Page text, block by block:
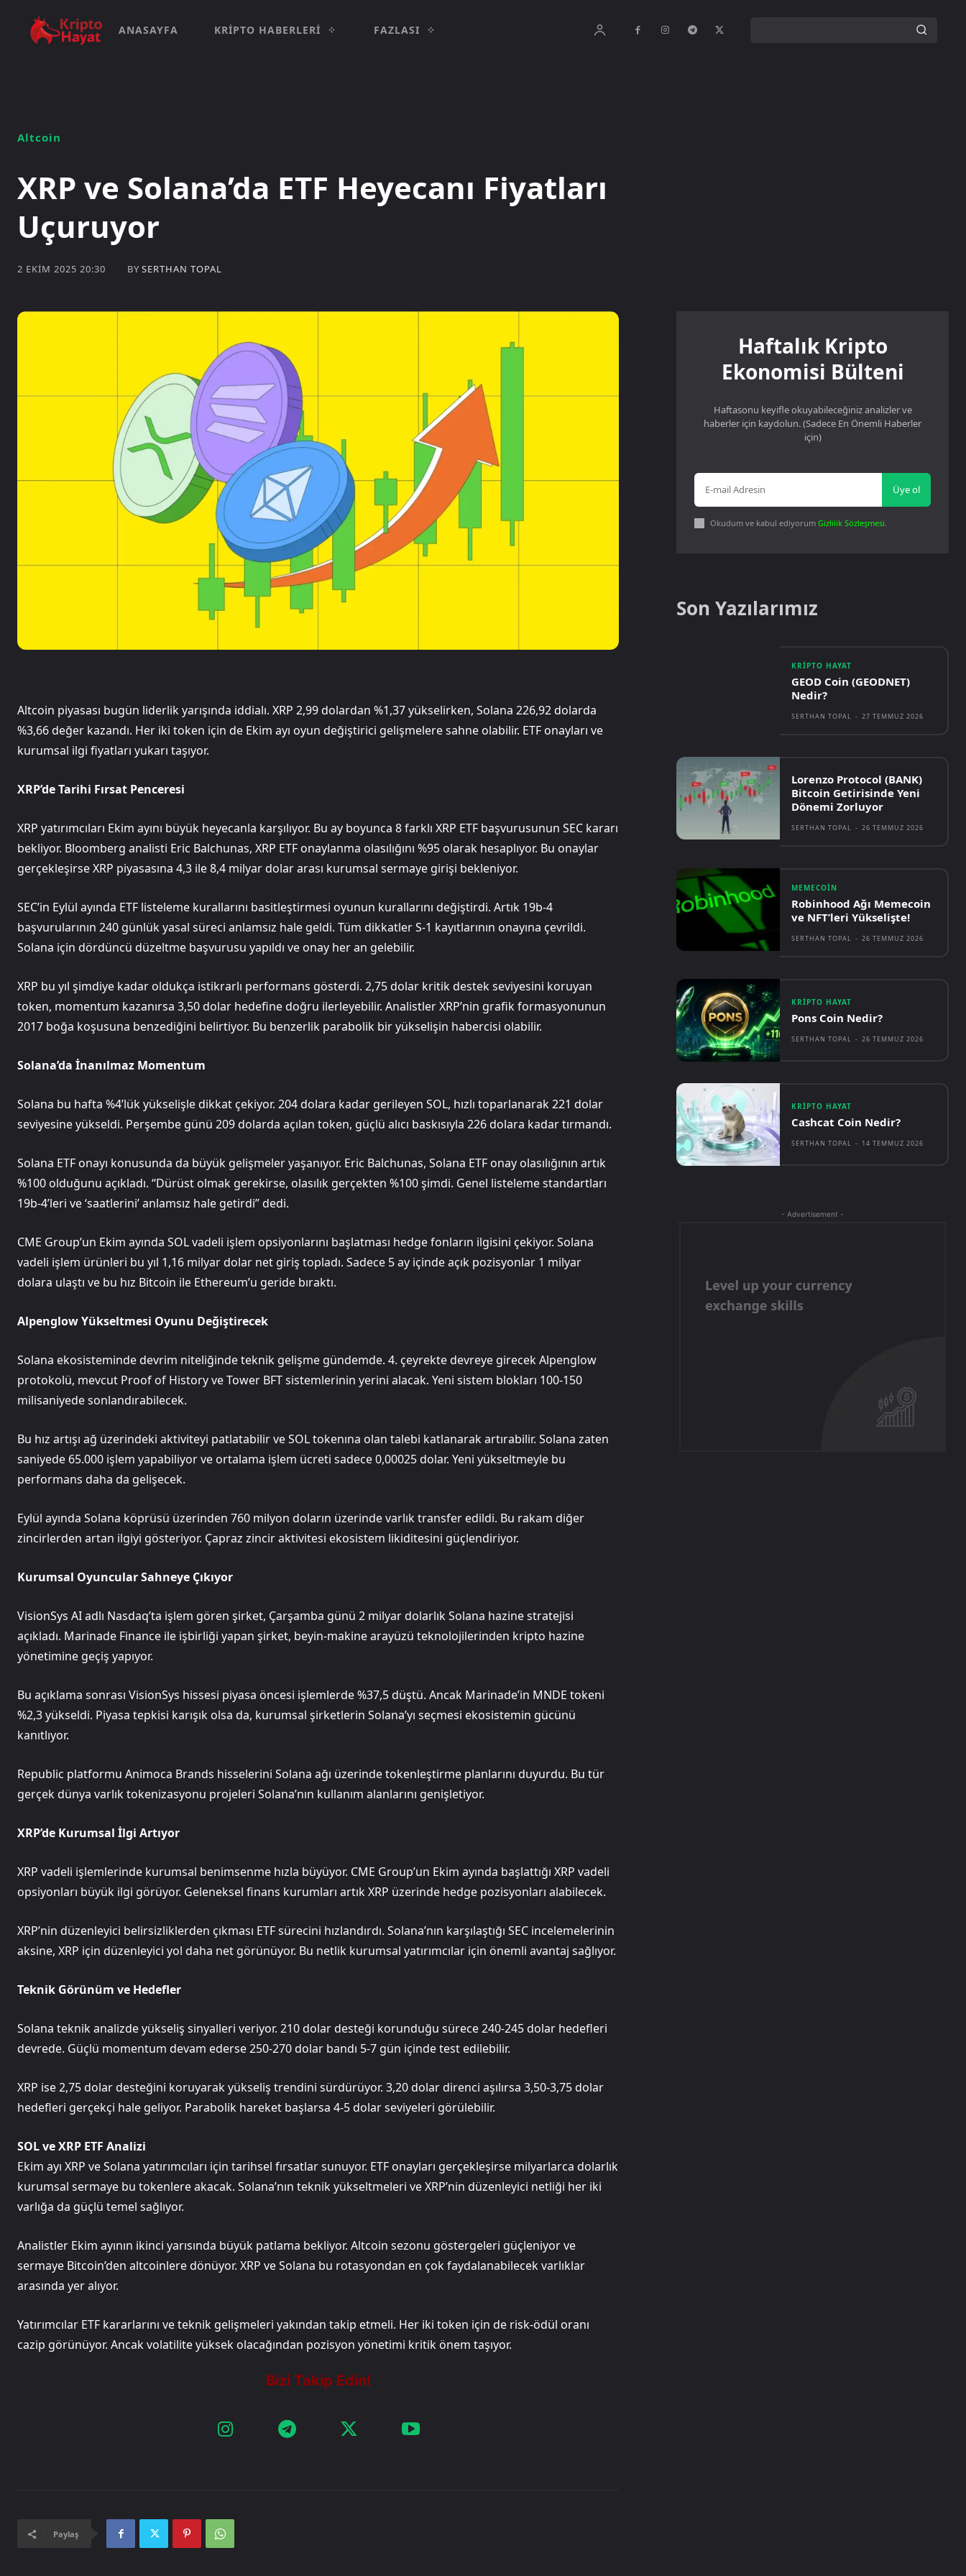
ANASAYFA KRIPTO HABERLERI FAZLASI
Altcoin
XRP ve Solana’da ETF Heyecanı Fiyatları
Uçuruyor
2 EKIM 2025 20:30 BY SERTHAN TOPAL
Altcoin piyasası bugün liderlik yarışında iddialı. XRP 2,99 dolardan %1,37 yükselirken, Solana 226,92 dolarda
%3,66 değer kazandı. Her iki token için de Ekim ayı oyun değiştirici gelişmelere sahne olabilir. ETF onayları ve
kurumsal ilgi fiyatları yukarı taşıyor.
XRP’de Tarihi Fırsat Penceresi
XRP yatırımcıları Ekim ayını büyük heyecanla karşılıyor. Bu ay boyunca 8 farklı XRP ETF başvurusunun SEC kararı
bekliyor. Bloomberg analisti Eric Balchunas, XRP ETF onaylanma olasılığını %95 olarak hesaplıyor. Bu onaylar
gerçekleşirse XRP piyasasına 4,3 ile 8,4 milyar dolar arası kurumsal sermaye girişi bekleniyor.
SEC’in Eylül ayında ETF listeleme kurallarını basitleştirmesi oyunun kurallarını değiştirdi. Artık 19b-4
başvurularının 240 günlük yasal süreci anlamsız hale geldi. Tüm dikkatler S-1 kayıtlarının onayına çevrildi.
Solana için dördüncü düzeltme başvurusu yapıldı ve onay her an gelebilir.
XRP bu yıl şimdiye kadar oldukça istikrarlı performans gösterdi. 2,75 dolar kritik destek seviyesini koruyan
token, momentum kazanırsa 3,50 dolar hedefine doğru ilerleyebilir. Analistler XRP’nin grafik formasyonunun
2017 boğa koşusuna benzediğini belirtiyor. Bu benzerlik parabolik bir yükselişin habercisi olabilir.
Solana’da İnanılmaz Momentum
Solana bu hafta %4’lük yükselişle dikkat çekiyor. 204 dolara kadar gerileyen SOL, hızlı toparlanarak 221 dolar
seviyesine yükseldi. Perşembe günü 209 dolarda açılan token, güçlü alıcı baskısıyla 226 dolara kadar tırmandı.
Solana ETF onayı konusunda da büyük gelişmeler yaşanıyor. Eric Balchunas, Solana ETF onay olasılığının artık
%100 olduğunu açıkladı. “Dürüst olmak gerekirse, olasılık gerçekten %100 şimdi. Genel listeleme standartları
19b-4’leri ve ‘saatlerini’ anlamsız hale getirdi” dedi.
CME Group’un Ekim ayında SOL vadeli işlem opsiyonlarını başlatması hedge fonların ilgisini çekiyor. Solana
vadeli işlem ürünleri bu yıl 1,16 milyar dolar net giriş topladı. Sadece 5 ay içinde açık pozisyonlar 1 milyar
dolara ulaştı ve bu hız Bitcoin ile Ethereum’u geride bıraktı.
Alpenglow Yükseltmesi Oyunu Değiştirecek
Solana ekosisteminde devrim niteliğinde teknik gelişme gündemde. 4. çeyrekte devreye girecek Alpenglow
protokolü, mevcut Proof of History ve Tower BFT sistemlerinin yerini alacak. Yeni sistem blokları 100-150
milisaniyede sonlandırabilecek.
Bu hız artışı ağ üzerindeki aktiviteyi patlatabilir ve SOL tokenına olan talebi katlanarak artırabilir. Solana zaten
saniyede 65.000 işlem yapabiliyor ve ortalama işlem ücreti sadece 0,00025 dolar. Yeni yükseltmeyle bu
performans daha da gelişecek.
Eylül ayında Solana köprüsü üzerinden 760 milyon doların üzerinde varlık transfer edildi. Bu rakam diğer
zincirlerden artan ilgiyi gösteriyor. Çapraz zincir aktivitesi ekosistem likiditesini güçlendiriyor.
Kurumsal Oyuncular Sahneye Çıkıyor
VisionSys AI adlı Nasdaq’ta işlem gören şirket, Çarşamba günü 2 milyar dolarlık Solana hazine stratejisi
açıkladı. Marinade Finance ile işbirliği yapan şirket, beyin-makine arayüzü teknolojilerinden kripto hazine
yönetimine geçiş yapıyor.
Bu açıklama sonrası VisionSys hissesi piyasa öncesi işlemlerde %37,5 düştü. Ancak Marinade’in MNDE tokeni
%2,3 yükseldi. Piyasa tepkisi karışık olsa da, kurumsal şirketlerin Solana’yı seçmesi ekosistemin gücünü
kanıtlıyor.
Republic platformu Animoca Brands hisselerini Solana ağı üzerinde tokenleştirme planlarını duyurdu. Bu tür
gerçek dünya varlık tokenizasyonu projeleri Solana’nın kullanım alanlarını genişletiyor.
XRP’de Kurumsal İlgi Artıyor
XRP vadeli işlemlerinde kurumsal benimsenme hızla büyüyor. CME Group’un Ekim ayında başlattığı XRP vadeli
opsiyonları büyük ilgi görüyor. Geleneksel finans kurumları artık XRP üzerinde hedge pozisyonları alabilecek.
XRP’nin düzenleyici belirsizliklerden çıkması ETF sürecini hızlandırdı. Solana’nın karşılaştığı SEC incelemelerinin
aksine, XRP için düzenleyici yol daha net görünüyor. Bu netlik kurumsal yatırımcılar için önemli avantaj sağlıyor.
Teknik Görünüm ve Hedefler
Solana teknik analizde yükseliş sinyalleri veriyor. 210 dolar desteği korunduğu sürece 240-245 dolar hedefleri
devrede. Güçlü momentum devam ederse 250-270 dolar bandı 5-7 gün içinde test edilebilir.
XRP ise 2,75 dolar desteğini koruyarak yükseliş trendini sürdürüyor. 3,20 dolar direnci aşılırsa 3,50-3,75 dolar
hedefleri gerçekçi hale geliyor. Parabolik hareket başlarsa 4-5 dolar seviyeleri görülebilir.
SOL ve XRP ETF Analizi
Ekim ayı XRP ve Solana yatırımcıları için tarihsel fırsatlar sunuyor. ETF onayları gerçekleşirse milyarlarca dolarlık
kurumsal sermaye bu tokenlere akacak. Solana’nın teknik yükseltmeleri ve XRP’nin düzenleyici netliği her iki
varlığa da güçlü temel sağlıyor.
Analistler Ekim ayının ikinci yarısında büyük patlama bekliyor. Altcoin sezonu göstergeleri güçleniyor ve
sermaye Bitcoin’den altcoinlere dönüyor. XRP ve Solana bu rotasyondan en çok faydalanabilecek varlıklar
arasında yer alıyor.
Yatırımcılar ETF kararlarını ve teknik gelişmeleri yakından takip etmeli. Her iki token için de risk-ödül oranı
cazip görünüyor. Ancak volatilite yüksek olacağından pozisyon yönetimi kritik önem taşıyor.
Paylaş
Haftalık Kripto
Ekonomisi Bülteni
Haftasonu keyifle okuyabileceğiniz analizler ve
haberler için kaydolun. (Sadece En Önemli Haberler
için)
Üye ol
Okudum ve kabul ediyorumGizlilik Sözleşmesi.
Son Yazılarımız
KRIPTO HAYAT
GEOD Coin (GEODNET)
Nedir?
SERTHAN TOPAL - 27 TEMMUZ 2026
Lorenzo Protocol (BANK)
Bitcoin Getirisinde Yeni
Dönemi Zorluyor
SERTHAN TOPAL - 26 TEMMUZ 2026
MEMECOIN
Robinhood Ağı Memecoin
ve NFT’leri Yükselişte!
SERTHAN TOPAL - 26 TEMMUZ 2026
KRIPTO HAYAT
Pons Coin Nedir?
SERTHAN TOPAL - 26 TEMMUZ 2026
KRIPTO HAYAT
Cashcat Coin Nedir?
SERTHAN TOPAL - 14 TEMMUZ 2026
- Advertisement -